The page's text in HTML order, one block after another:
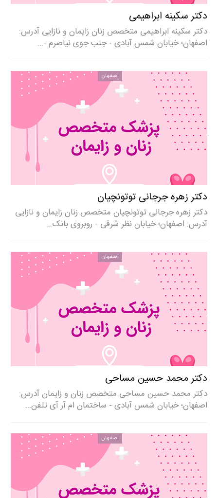
دکتر سکینه ابراهیمی
دکتر سکینه ابراهیمی متخصص زنان زایمان و نازایی آدرس:
اصفهان؛ خیابان شمس آبادی - جنب جوی نیاصرم -…
اصفهان
دکتر زهره جرجانی توتونچیان
دکتر زهره جرجانی توتونچیان متخصص زنان زایمان و نازایی
آدرس: اصفهان؛ خیابان نظر شرقی - روبروی بانک…
اصفهان
دکتر محمد حسین مساحی
دکتر محمد حسین مساحی متخصص زنان و زایمان آدرس:
اصفهان؛ خیابان شمس آبادی - ساختمان ام آر آی تلفن…
اصفهان